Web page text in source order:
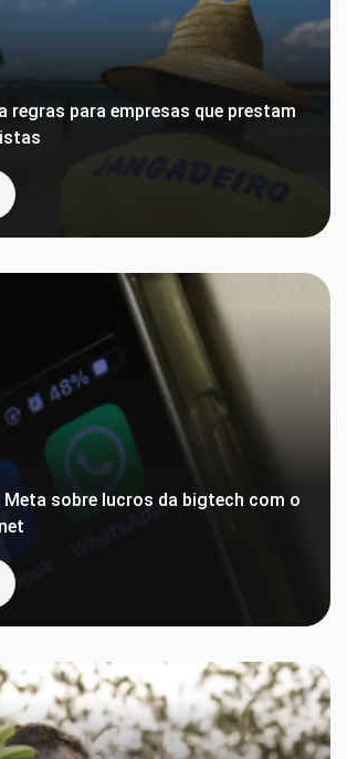
regras para empresas que prestam
Meta sobre lucros da bigtech com o